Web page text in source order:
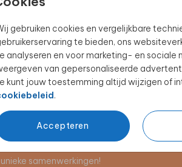
gebruiken cookies en vergelijkbare
te bieden, ons
analyseren en voor marketing- en sociale
van gepersonaliseerde
kunt jouw toestemming altijd wijzigen of
.
Accepteren
KRAAMBORRELKAARTJE
samenwerkingen!